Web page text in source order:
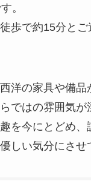
。
歩で約15分と
洋の家具や備品
ではの雰囲気が
を今にとどめ、
しい気分にさせ